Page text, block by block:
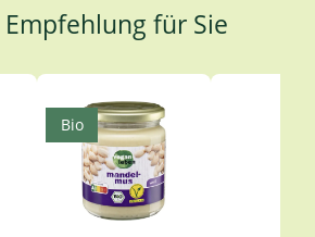
für Sie
Bio